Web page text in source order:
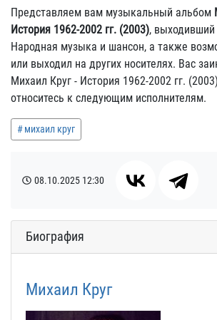
Представляем вам музыкальный альбом
История 1962-2002 гг. (2003),
Народная музыка и шансон, а также
или выходил на других носителях. Вас
Михаил Круг - История 1962-2002 гг.
относитесь к следующим исполнителям.
михаил круг
08.10.2025 12:30
Биография
Михаил Круг